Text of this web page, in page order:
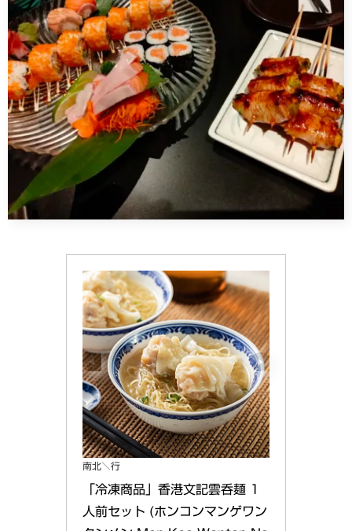
南北＼行
「冷凍商品」香港文記雲呑麺 1
人前セット (ホンコンマンゲワン